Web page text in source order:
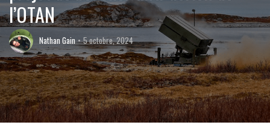
l’OTAN
Nathan Gain 5 octobre, 2024